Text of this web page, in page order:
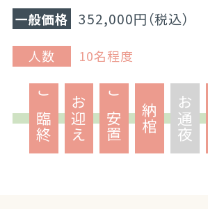
一般価格 352,000円（税込）
人数 10名程度
ご臨終 お迎え ご安置 納棺 お通夜